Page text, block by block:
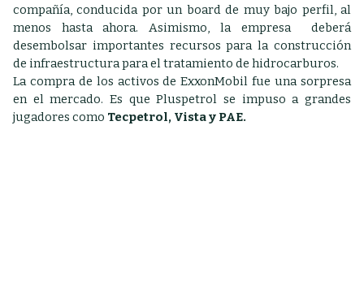
compañía, conducida por un board de muy bajo perfil, al
menos hasta ahora. Asimismo, la empresa deberá
desembolsar importantes recursos para la construcción
de infraestructura para el tratamiento de hidrocarburos.
La compra de los activos de ExxonMobil fue una sorpresa
en el mercado. Es que Pluspetrol se impuso a grandes
jugadores como Tecpetrol, Vista y PAE.